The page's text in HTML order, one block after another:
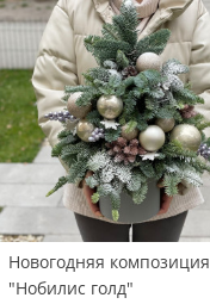
Новогодняя композиция
"Нобилис голд"